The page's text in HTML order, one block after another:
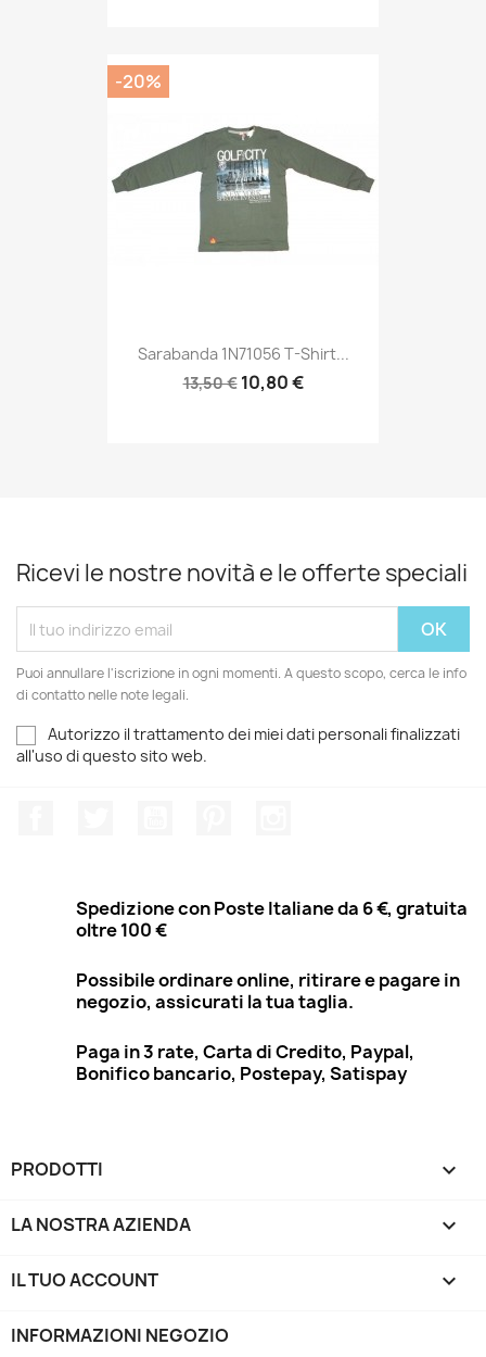
Sarabanda 1N71056 T-Shirt...
13,50 € 10,80 €
-20%
Ricevi le nostre novità e le offerte speciali
Puoi annullare l'iscrizione in ogni momenti. A questo scopo, cerca le info
di contatto nelle note legali.
Autorizzo il trattamento dei miei dati personali finalizzati
all'uso di questo sito web.
Spedizione con Poste Italiane da 6 €, gratuita
oltre 100 €
Possibile ordinare online, ritirare e pagare in
negozio, assicurati la tua taglia.
Paga in 3 rate, Carta di Credito, Paypal,
Bonifico bancario, Postepay, Satispay
PRODOTTI 
LA NOSTRA AZIENDA 
IL TUO ACCOUNT 
INFORMAZIONI NEGOZIO